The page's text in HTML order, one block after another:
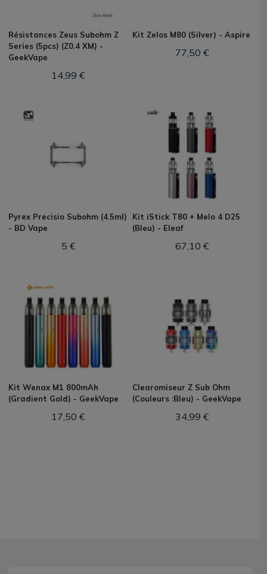
Résistances Zeus Subohm Z
Series (5pcs) (Z0.4 XM) -
GeekVape
14,99 €
Kit Zelos M80 (Silver) - Aspire
77,50 €
Pyrex Precisio Subohm (4.5ml)
- BD Vape
5 €
Kit iStick T80 + Melo 4 D25
(Bleu) - Eleaf
67,10 €
Kit Wenax M1 800mAh
(Gradient Gold) - GeekVape
17,50 €
Clearomiseur Z Sub Ohm
(Couleurs :Bleu) - GeekVape
34,99 €